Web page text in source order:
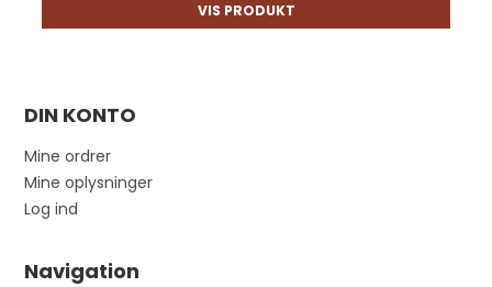
VIS PRODUKT
DIN KONTO
Mine ordrer
Mine oplysninger
Log ind
Navigation